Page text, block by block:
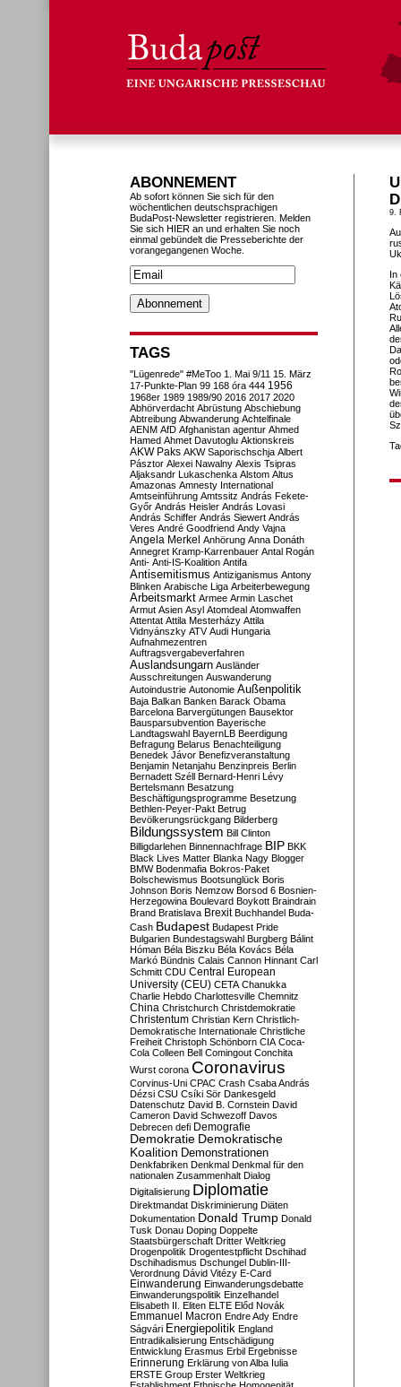
9.
In
ABONNEMENT
Ab sofort können Sie sich für den
wöchentlichen deutschsprachigen
BudaPost-Newsletter registrieren. Melden
Sie sich HIER an und erhalten Sie noch
einmal gebündelt die Presseberichte der
vorangegangenen Woche.
TAGS
"Lügenrede" #MeToo 1. Mai 9/11 15. März
17-Punkte-Plan 99 168 óra 444 1956
1968er 1989 1989/90 2016 2017 2020
Abhörverdacht Abrüstung Abschiebung
Abtreibung Abwanderung Achtelfinale
AENM AfD Afghanistan agentur Ahmed
Hamed Ahmet Davutoglu Aktionskreis
AKW Paks AKW Saporischschja Albert
Pásztor Alexei Nawalny Alexis Tsipras
Aljaksandr Lukaschenka Alstom Altus
Amazonas Amnesty International
Amtseinführung Amtssitz András Fekete-
Győr András Heisler András Lovasi
András Schiffer András Siewert András
Veres André Goodfriend Andy Vajna
Angela Merkel Anhörung Anna Donáth
Annegret Kramp-Karrenbauer Antal Rogán
Anti- Anti-IS-Koalition Antifa
Antisemitismus Antiziganismus Antony
Blinken Arabische Liga Arbeiterbewegung
Arbeitsmarkt Armee Armin Laschet
Armut Asien Asyl Atomdeal Atomwaffen
Attentat Attila Mesterházy Attila
Vidnyánszky ATV Audi Hungaria
Aufnahmezentren
Auftragsvergabeverfahren
Auslandsungarn Ausländer
Ausschreitungen Auswanderung
Autoindustrie Autonomie Außenpolitik
Baja Balkan Banken Barack Obama
Barcelona Barvergütungen Bausektor
Bausparsubvention Bayerische
Landtagswahl BayernLB Beerdigung
Befragung Belarus Benachteiligung
Benedek Jávor Benefizveranstaltung
Benjamin Netanjahu Benzinpreis Berlin
Bernadett Széll Bernard-Henri Lévy
Bertelsmann Besatzung
Beschäftigungsprogramme Besetzung
Bethlen-Peyer-Pakt Betrug
Bevölkerungsrückgang Bilderberg
Bildungssystem Bill Clinton
Billigdarlehen Binnennachfrage BIP BKK
Black Lives Matter Blanka Nagy Blogger
BMW Bodenmafia Bokros-Paket
Bolschewismus Bootsunglück Boris
Johnson Boris Nemzow Borsod 6 Bosnien-
Herzegowina Boulevard Boykott Braindrain
Brand Bratislava Brexit Buchhandel Buda-
Cash Budapest Budapest Pride
Bulgarien Bundestagswahl Burgberg Bálint
Hóman Béla Biszku Béla Kovács Béla
Markó Bündnis Calais Cannon Hinnant Carl
Schmitt CDU Central European
University (CEU) CETA Chanukka
Charlie Hebdo Charlottesville Chemnitz
China Christchurch Christdemokratie
Christentum Christian Kern Christlich-
Demokratische Internationale Christliche
Freiheit Christoph Schönborn CIA Coca-
Cola Colleen Bell Comingout Conchita
Wurst corona Coronavirus
Corvinus-Uni CPAC Crash Csaba András
Dézsi CSU Csíki Sör Dankesgeld
Datenschutz David B. Cornstein David
Cameron David Schwezoff Davos
Debrecen defi Demografie
Demokratie Demokratische
Koalition Demonstrationen
Denkfabriken Denkmal Denkmal für den
nationalen Zusammenhalt Dialog
Digitalisierung Diplomatie
Direktmandat Diskriminierung Diäten
Dokumentation Donald Trump Donald
Tusk Donau Doping Doppelte
Staatsbürgerschaft Dritter Weltkrieg
Drogenpolitik Drogentestpflicht Dschihad
Dschihadismus Dschungel Dublin-III-
Verordnung Dávid Vitézy E-Card
Einwanderung Einwanderungsdebatte
Einwanderungspolitik Einzelhandel
Elisabeth II. Eliten ELTE Előd Novák
Emmanuel Macron Endre Ady Endre
Ságvári Energiepolitik England
Entradikalisierung Entschädigung
Entwicklung Erasmus Erbil Ergebnisse
Erinnerung Erklärung von Alba Iulia
ERSTE Group Erster Weltkrieg